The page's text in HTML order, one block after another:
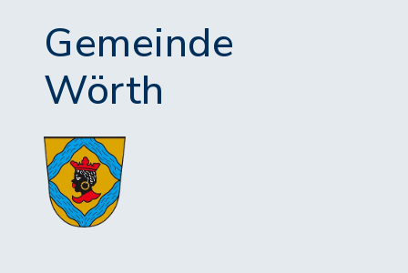
Gemeinde
Wörth